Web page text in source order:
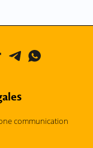
communication